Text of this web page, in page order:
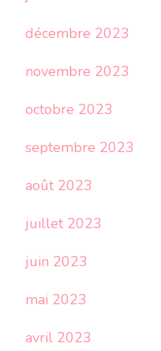
décembre 2023
novembre 2023
octobre 2023
septembre 2023
août 2023
juillet 2023
juin 2023
mai 2023
avril 2023